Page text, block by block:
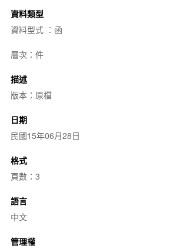
資料類型
資料型式 ：函
層次：件
描述
版本：原檔
日期
民國15年06月28日
格式
頁數：3
語言
中文
管理權